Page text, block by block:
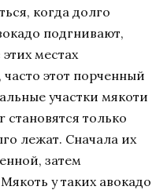
когда долго
подгнивают,
местах
этот порченный
участки мякоти
только
лежат. Сначала их
затем
у таких авокадо